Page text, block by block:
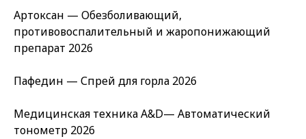
Артоксан — Обезболивающий,
противовоспалительный и жаропонижающий
препарат 2026
Пафедин — Спрей для горла 2026
Медицинская техника A&D— Автоматический
тонометр 2026